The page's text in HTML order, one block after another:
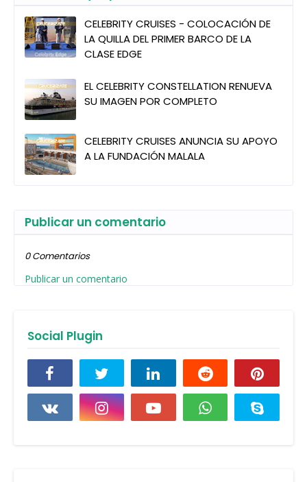
CELEBRITY CRUISES - COLOCACIÓN DE
LA QUILLA DEL PRIMER BARCO DE LA
CLASE EDGE
EL CELEBRITY CONSTELLATION RENUEVA
SU IMAGEN POR COMPLETO
CELEBRITY CRUISES ANUNCIA SU APOYO
A LA FUNDACIÓN MALALA
Publicar un comentario
0 Comentarios
Publicar un comentario
Social Plugin